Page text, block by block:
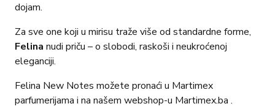
dojam.
Za sve one koji u mirisu traže više od standardne forme,
Felina nudi priču – o slobodi, raskoši i neukroćenoj
eleganciji.
Felina New Notes možete pronaći u Martimex
parfumerijama i na našem webshop-u Martimex.ba .